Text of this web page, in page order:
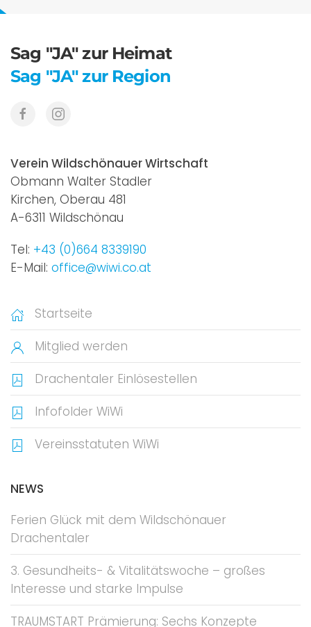
Sag "JA" zur Heimat
Sag "JA" zur Region
Verein Wildschönauer Wirtschaft
Obmann Walter Stadler
Kirchen, Oberau 481
A-6311 Wildschönau
Tel: +43 (0)664 8339190
E-Mail: office@wiwi.co.at
Startseite
Mitglied werden
Drachentaler Einlösestellen
Infofolder WiWi
Vereinsstatuten WiWi
NEWS
Ferien Glück mit dem Wildschönauer
Drachentaler
3. Gesundheits- & Vitalitätswoche – großes
Interesse und starke Impulse
TRAUMSTART Prämierung: Sechs Konzepte